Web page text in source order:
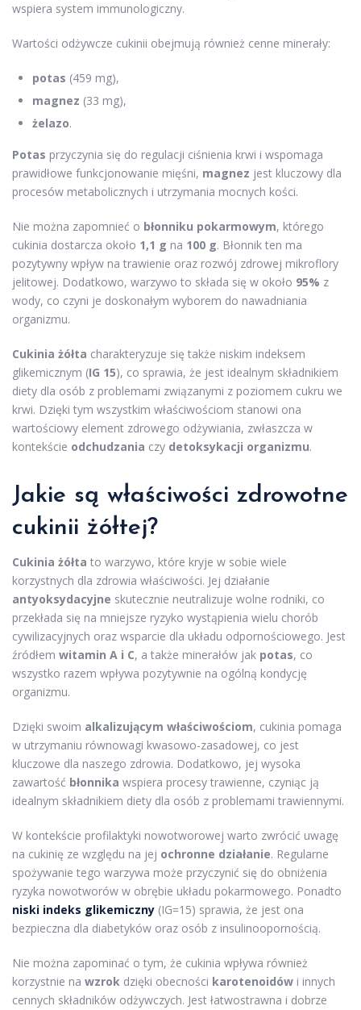
wspiera system immunologiczny.
Wartości odżywcze cukinii obejmują również cenne minerały:
potas (459 mg),
magnez (33 mg),
żelazo.
Potas przyczynia się do regulacji ciśnienia krwi i wspomaga
prawidłowe funkcjonowanie mięśni, magnez jest kluczowy dla
procesów metabolicznych i utrzymania mocnych kości.
Nie można zapomnieć o błonniku pokarmowym, którego
cukinia dostarcza około 1,1 g na 100 g. Błonnik ten ma
pozytywny wpływ na trawienie oraz rozwój zdrowej mikroflory
jelitowej. Dodatkowo, warzywo to składa się w około 95% z
wody, co czyni je doskonałym wyborem do nawadniania
organizmu.
Cukinia żółta charakteryzuje się także niskim indeksem
glikemicznym (IG 15), co sprawia, że jest idealnym składnikiem
diety dla osób z problemami związanymi z poziomem cukru we
krwi. Dzięki tym wszystkim właściwościom stanowi ona
wartościowy element zdrowego odżywiania, zwłaszcza w
kontekście odchudzania czy detoksykacji organizmu.
Jakie są właściwości zdrowotne
cukinii żółtej?
Cukinia żółta to warzywo, które kryje w sobie wiele
korzystnych dla zdrowia właściwości. Jej działanie
antyoksydacyjne skutecznie neutralizuje wolne rodniki, co
przekłada się na mniejsze ryzyko wystąpienia wielu chorób
cywilizacyjnych oraz wsparcie dla układu odpornościowego. Jest
źródłem witamin A i C, a także minerałów jak potas, co
wszystko razem wpływa pozytywnie na ogólną kondycję
organizmu.
Dzięki swoim alkalizującym właściwościom, cukinia pomaga
w utrzymaniu równowagi kwasowo-zasadowej, co jest
kluczowe dla naszego zdrowia. Dodatkowo, jej wysoka
zawartość błonnika wspiera procesy trawienne, czyniąc ją
idealnym składnikiem diety dla osób z problemami trawiennymi.
W kontekście profilaktyki nowotworowej warto zwrócić uwagę
na cukinię ze względu na jej ochronne działanie. Regularne
spożywanie tego warzywa może przyczynić się do obniżenia
ryzyka nowotworów w obrębie układu pokarmowego. Ponadto
niski indeks glikemiczny (IG=15) sprawia, że jest ona
bezpieczna dla diabetyków oraz osób z insulinoopornością.
Nie można zapominać o tym, że cukinia wpływa również
korzystnie na wzrok dzięki obecności karotenoidów i innych
cennych składników odżywczych. Jest łatwostrawna i dobrze